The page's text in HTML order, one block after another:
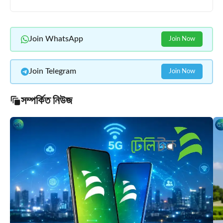
Join WhatsApp Join Now
Join Telegram Join Now
সম্পর্কিত নিউজ